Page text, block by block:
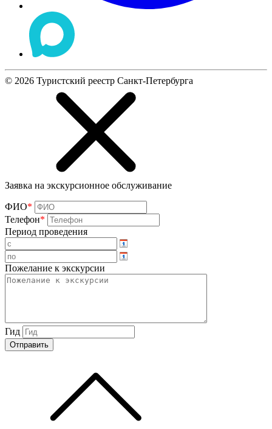
© 2026 Туристский реестр Санкт-Петербурга
Заявка на экскурсионное обслуживание
ФИО*
Телефон*
Период проведения
Пожелание к экскурсии
Гид